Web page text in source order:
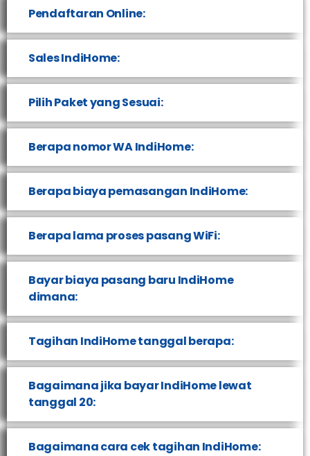
Pendaftaran Online:
Sales IndiHome:
Pilih Paket yang Sesuai:
Berapa nomor WA IndiHome:
Berapa biaya pemasangan IndiHome:
Berapa lama proses pasang WiFi:
Bayar biaya pasang baru IndiHome
dimana:
Tagihan IndiHome tanggal berapa:
Bagaimana jika bayar IndiHome lewat
tanggal 20:
Bagaimana cara cek tagihan IndiHome: